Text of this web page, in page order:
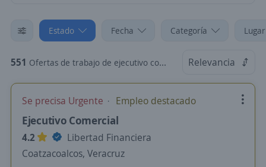
Estado Fecha Categoría
551 Ofertas de trabajo de ejecutivo comercial en Veracruz Relevancia
Se precisa Urgente Empleo destacado
Ejecutivo Comercial
4.2
Libertad Financiera
Coatzacoalcos, Veracruz